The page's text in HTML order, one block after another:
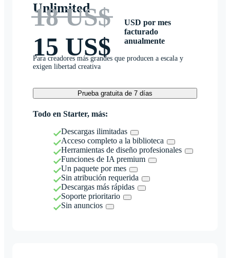
Unlimited
18 US$
15 US$
USD por mes
facturado
anualmente
Para creadores más grandes que producen a escala y
exigen libertad creativa
Prueba gratuita de 7 días
Todo en Starter, más:
Descargas ilimitadas
Acceso completo a la biblioteca
Herramientas de diseño profesionales
Funciones de IA premium
Un paquete por mes
Sin atribución requerida
Descargas más rápidas
Soporte prioritario
Sin anuncios